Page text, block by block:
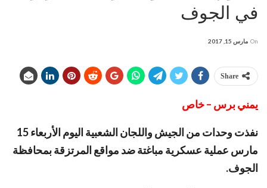
في الجوف
On مارس 15, 2017
Share
يمني برس – خاص
نفذت وحدات من الجيش واللجان الشعبية اليوم الأربعاء 15
مارس عملية عسكرية مباغتة ضد مواقع المرتزقة بمحافظة
الجوف.